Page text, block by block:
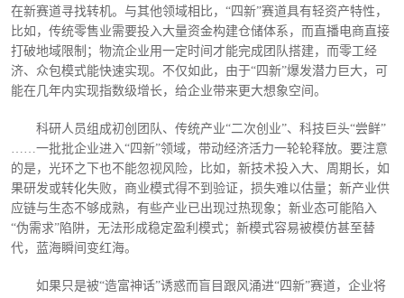
在新赛道寻找转机。与其他领域相比，“四新”赛道具有轻资产特性，
比如，传统零售业需要投入大量资金构建仓储体系，而直播电商直接
打破地域限制；物流企业用一定时间才能完成团队搭建，而零工经
济、众包模式能快速实现。不仅如此，由于“四新”爆发潜力巨大，可
能在几年内实现指数级增长，给企业带来更大想象空间。
科研人员组成初创团队、传统产业“二次创业”、科技巨头“尝鲜”
……一批批企业进入“四新”领域，带动经济活力一轮轮释放。要注意
的是，光环之下也不能忽视风险，比如，新技术投入大、周期长，如
果研发或转化失败，商业模式得不到验证，损失难以估量；新产业供
应链与生态不够成熟，有些产业已出现过热现象；新业态可能陷入
“伪需求”陷阱，无法形成稳定盈利模式；新模式容易被模仿甚至替
代，蓝海瞬间变红海。
如果只是被“造富神话”诱惑而盲目跟风涌进“四新”赛道，企业将